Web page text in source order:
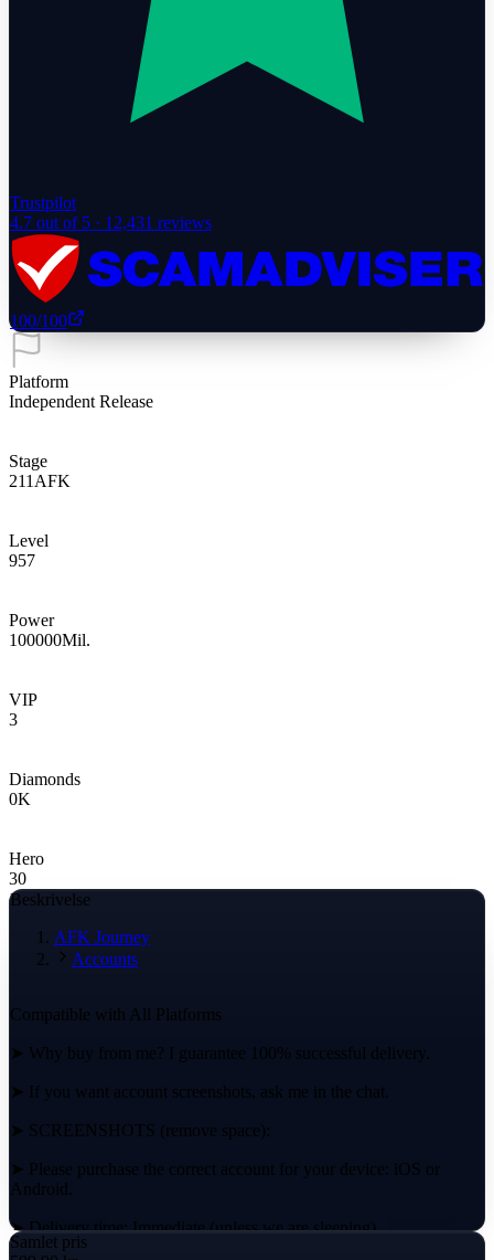
Trustpilot
4.7 out of 5 · 12,431 reviews
100/100
Platform
Independent Release
Stage
211 AFK
Level
957
Power
100000Mil.
VIP
3
Diamonds
0K
Hero
30
Beskrivelse
AFK Journey
Accounts
Compatible with All Platforms
➤ Why buy from me? I guarantee 100% successful delivery.
➤ If you want account screenshots, ask me in the chat.
➤ SCREENSHOTS (remove space):
➤ Please purchase the correct account for your device: iOS or
Android.
➤ Delivery time: Immediate (unless we are sleeping).
Samlet pris